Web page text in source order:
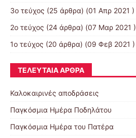
3ο τεύχος (25 άρθρα) (01 Απρ 2021 )
2ο τεύχος (24 άρθρα) (07 Μαρ 2021 )
1ο τεύχος (20 άρθρα) (09 Φεβ 2021 )
ΤΕΛΕΥΤΑΊΑ ΆΡΘΡΑ
Καλοκαιρινές αποδράσεις
Παγκόσμια Ημέρα Ποδηλάτου
Παγκόσμια Ημέρα του Πατέρα